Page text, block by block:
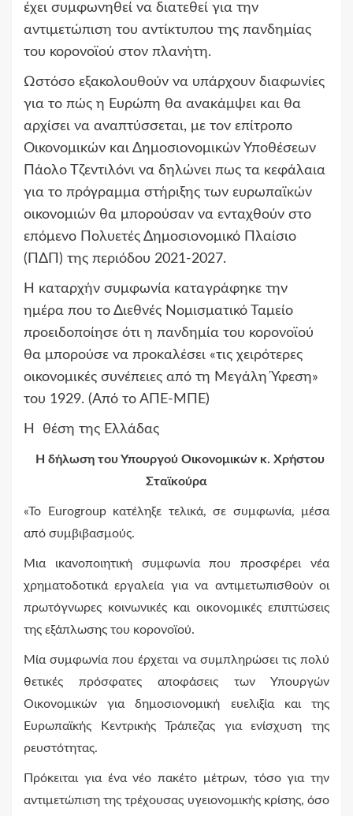
έχει συμφωνηθεί να διατεθεί για την
αντιμετώπιση του αντίκτυπου της πανδημίας
του κορονοϊού στον πλανήτη.
Ωστόσο εξακολουθούν να υπάρχουν διαφωνίες
για το πώς η Ευρώπη θα ανακάμψει και θα
αρχίσει να αναπτύσσεται, με τον επίτροπο
Οικονομικών και Δημοσιονομικών Υποθέσεων
Πάολο Τζεντιλόνι να δηλώνει πως τα κεφάλαια
για το πρόγραμμα στήριξης των ευρωπαϊκών
οικονομιών θα μπορούσαν να ενταχθούν στο
επόμενο Πολυετές Δημοσιονομικό Πλαίσιο
(ΠΔΠ) της περιόδου 2021-2027.
Η καταρχήν συμφωνία καταγράφηκε την
ημέρα που το Διεθνές Νομισματικό Ταμείο
προειδοποίησε ότι η πανδημία του κορονοϊού
θα μπορούσε να προκαλέσει «τις χειρότερες
οικονομικές συνέπειες από τη Μεγάλη Ύφεση»
του 1929. (Από το ΑΠΕ-ΜΠΕ)
Η θέση της Ελλάδας
Η δήλωση του Υπουργού Οικονομικών κ. Χρήστου
Σταϊκούρα
«Το Eurogroupκατέληξε τελικά, σε συμφωνία, μέσα
από συμβιβασμούς.
Μια ικανοποιητική συμφωνία που προσφέρει νέα
χρηματοδοτικά εργαλεία για να αντιμετωπισθούν οι
πρωτόγνωρες κοινωνικές και οικονομικές επιπτώσεις
της εξάπλωσης του κορονοϊού.
Μία συμφωνία που έρχεται να συμπληρώσει τις πολύ
θετικές πρόσφατες αποφάσεις των Υπουργών
Οικονομικών για δημοσιονομική ευελιξία και της
Ευρωπαϊκής Κεντρικής Τράπεζας για ενίσχυση της
ρευστότητας.
Πρόκειται για ένα νέο πακέτο μέτρων, τόσο για την
αντιμετώπιση της τρέχουσας υγειονομικής κρίσης, όσο